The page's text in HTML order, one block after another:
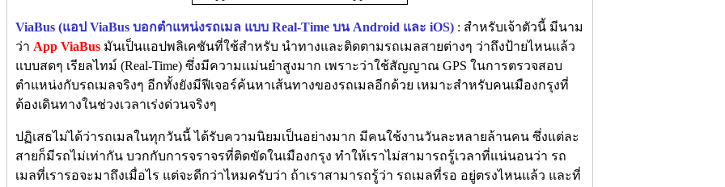
ViaBus (แอป ViaBus บอกตำแหน่งรถเมล แบบ Real-Time บน Android และ iOS) : สำหรับเจ้าตัวนี้ มีนาม
ว่า App ViaBus มันเป็นแอปพลิเคชันที่ใช้สำหรับ นำทางและติดตามรถเมลสายต่างๆ ว่าถึงป้ายไหนแล้ว
แบบสดๆ เรียลไทม์ (Real-Time) ซึ่งมีความแม่นยำสูงมาก เพราะว่าใช้สัญญาณ GPS ในการตรวจสอบ
ตำแหน่งกับรถเมลจริงๆ อีกทั้งยังมีฟีเจอร์ค้นหาเส้นทางของรถเมลอีกด้วย เหมาะสำหรับคนเมืองกรุงที่
ต้องเดินทางในช่วงเวลาเร่งด่วนจริงๆ
ปฏิเสธไม่ได้ว่ารถเมลในทุกวันนี้ ได้รับความนิยมเป็นอย่างมาก มีคนใช้งานวันละหลายล้านคน ซึ่งแต่ละ
สายก็มีรถไม่เท่ากัน บวกกับการจราจรที่ติดขัดในเมืองกรุง ทำให้เราไม่สามารถรู้เวลาที่แน่นอนว่า รถ
เมลที่เรารอจะมาถึงเมื่อไร แต่จะดีกว่าไหมครับว่า ถ้าเราสามารถรู้ว่า รถเมลที่รอ อยู่ตรงไหนแล้ว และที่